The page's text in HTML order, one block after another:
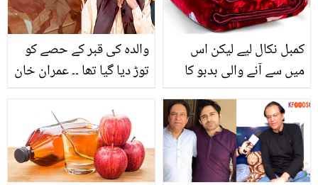
والدہ کی قبر کے حصے کو
توڑ دیا گیا تھا ۔۔ عمران خان
کون سا کام کیا تھا؟ وہ
معلومات جو بہت کم لوگ
جانتے ہیں
کمبل نکال لیے لیکن اس
میں سے آنے والی بدبو کا
کیا کیا جائے؟ تو جان لیں
کہ کمبل میں سے بو کا
خاتمہ اب انتہائی آسان وہ
بھی بغیر دھوئے